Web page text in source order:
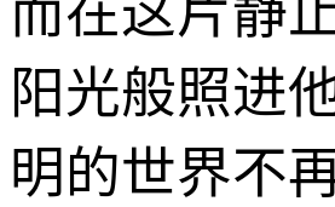
而在这片静
阳光般照进
明的世界不